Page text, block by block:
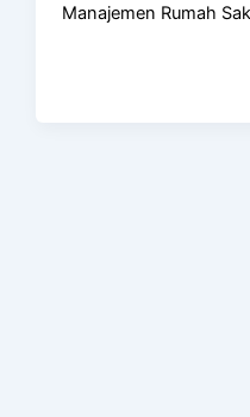
Manajemen Rumah